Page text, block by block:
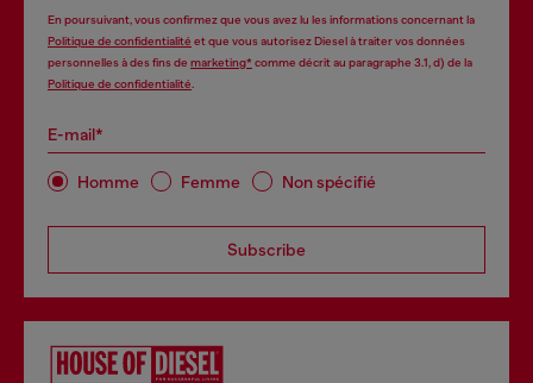
En poursuivant, vous confirmez que vous avez lu les informations concernant la
Politique de confidentialité et que vous autorisez Diesel à traiter vos données
personnelles à des fins de marketing*comme décrit au paragraphe 3.1, d) de la
Politique de confidentialité
E-mail*
Homme Femme Non spécifié
Subscribe